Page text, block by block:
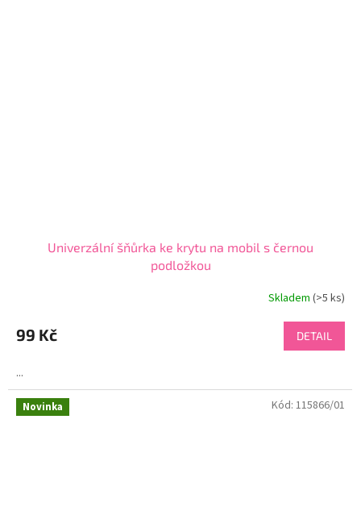
Univerzální šňůrka ke krytu na mobil s černou
podložkou
Skladem (>5 ks)
99 Kč DETAIL
...
Novinka Kód: 115866/01